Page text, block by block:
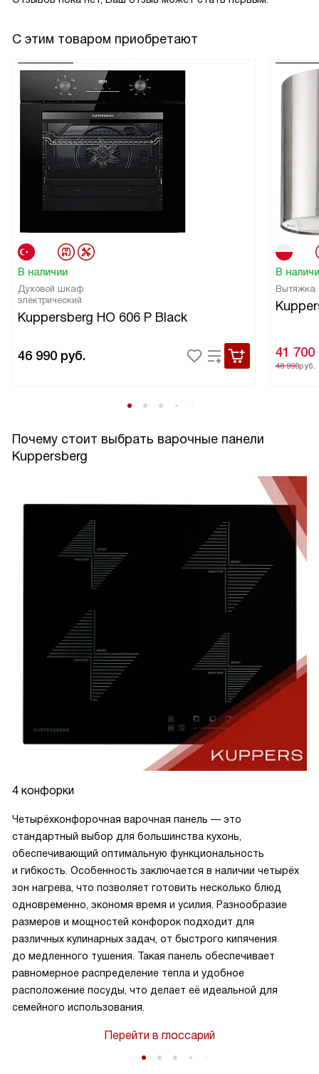
С этим товаром приобретают
В наличии
Духовой шкаф
электрический
Kuppersberg HO 606 P Black
46 990 руб.
В
Вытяжка
41 700
48 990руб.
Почему стоит выбрать варочные панели
Kuppersberg
4 конфорки
Четырёхконфорочная варочная панель — это
стандартный выбор для большинства кухонь,
обеспечивающий оптимальную функциональность
и гибкость. Особенность заключается в наличии четырёх
зон нагрева, что позволяет готовить несколько блюд
одновременно, экономя время и усилия. Разнообразие
размеров и мощностей конфорок подходит для
различных кулинарных задач, от быстрого кипячения
до медленного тушения. Такая панель обеспечивает
равномерное распределение тепла и удобное
расположение посуды, что делает её идеальной для
семейного использования.
Перейти в глоссарий